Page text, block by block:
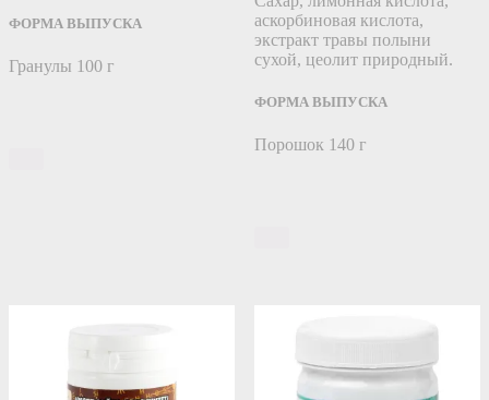
ФОРМА ВЫПУСКА
Гранулы 100 г
аскорбиновая кислота,
экстракт травы полыни
сухой, цеолит природный.
ФОРМА ВЫПУСКА
Порошок 140 г